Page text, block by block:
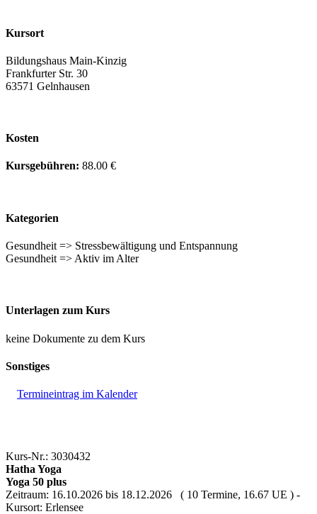
Kursort
Bildungshaus Main-Kinzig
Frankfurter Str. 30
63571 Gelnhausen
Kosten
Kursgebühren: 88.00 €
Kategorien
Gesundheit => Stressbewältigung und Entspannung
Gesundheit => Aktiv im Alter
Unterlagen zum Kurs
keine Dokumente zu dem Kurs
Sonstiges
Termineintrag im Kalender
Kurs-Nr.: 3030432
Hatha Yoga
Yoga 50 plus
Zeitraum: 16.10.2026 bis 18.12.2026 ( 10 Termine, 16.67 UE ) -
Kursort: Erlensee